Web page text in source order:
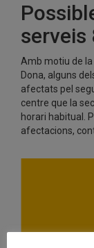
serveis
Amb motiu de
Dona, alguns
afectats pel
centre que la
horari habitual.
afectacions,